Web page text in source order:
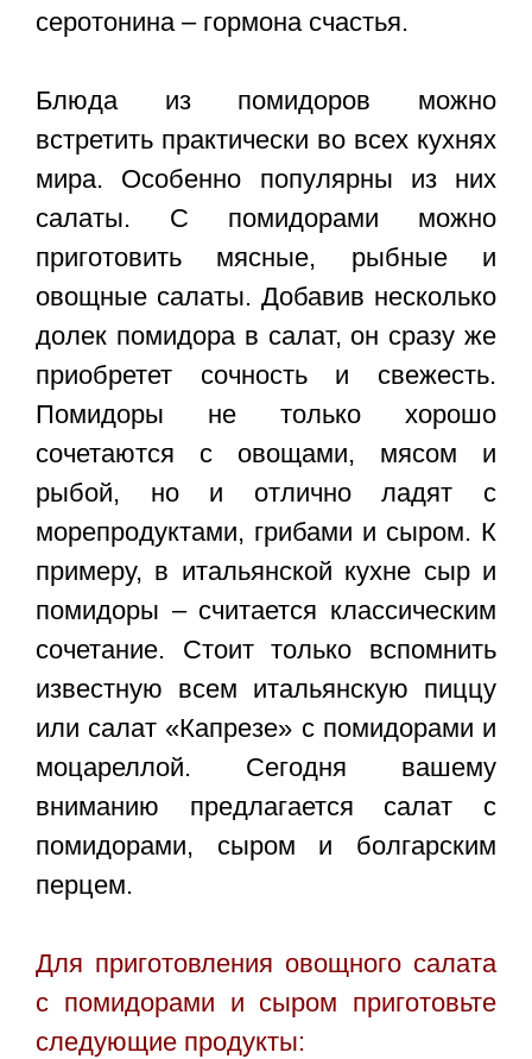
серотонина – гормона счастья.
Блюда из помидоров можно
встретить практически во всех кухнях
мира. Особенно популярны из них
салаты. С помидорами можно
приготовить мясные, рыбные и
овощные салаты. Добавив несколько
долек помидора в салат, он сразу же
приобретет сочность и свежесть.
Помидоры не только хорошо
сочетаются с овощами, мясом и
рыбой, но и отлично ладят с
морепродуктами, грибами и сыром. К
примеру, в итальянской кухне сыр и
помидоры – считается классическим
сочетание. Стоит только вспомнить
известную всем итальянскую пиццу
или салат «Капрезе» с помидорами и
моцареллой. Сегодня вашему
вниманию предлагается салат с
помидорами, сыром и болгарским
перцем.
Для приготовления овощного салата
с помидорами и сыром приготовьте
следующие продукты: